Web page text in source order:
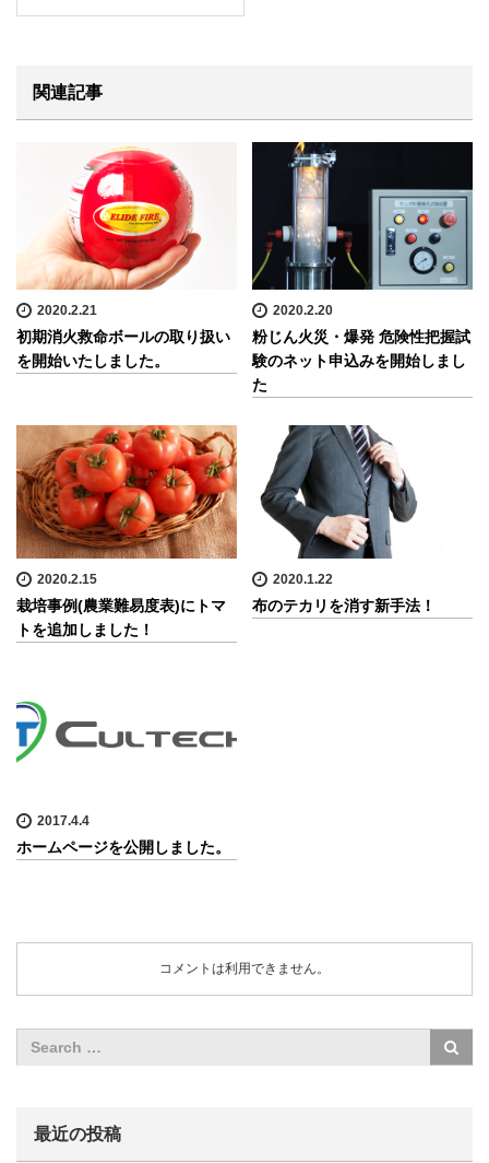
関連記事
2020.2.21
初期消火救命ボールの取り扱い
を開始いたしました。
2020.2.20
粉じん火災・爆発 危険性把握試
験のネット申込みを開始しまし
た
2020.2.15
栽培事例(農業難易度表)にトマ
トを追加しました！
2020.1.22
布のテカリを消す新手法！
2017.4.4
ホームページを公開しました。
コメントは利用できません。
最近の投稿